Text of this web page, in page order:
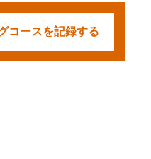
コースを記録する